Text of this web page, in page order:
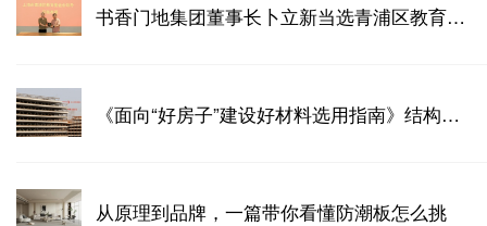
书香门地集团董事长卜立新当选青浦区教育基金会理事
《面向“好房子”建设好材料选用指南》结构构件与材料专篇——免拆底模钢筋桁架组合板
从原理到品牌，一篇带你看懂防潮板怎么挑